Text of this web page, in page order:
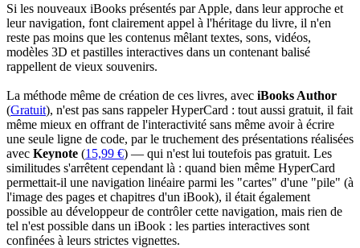
Si les nouveaux iBooks présentés par Apple, dans leur approche et
leur navigation, font clairement appel à l'héritage du livre, il n'en
reste pas moins que les contenus mêlant textes, sons, vidéos,
modèles 3D et pastilles interactives dans un contenant balisé
rappellent de vieux souvenirs.
La méthode même de création de ces livres, avec iBooks Author
(Gratuit), n'est pas sans rappeler HyperCard : tout aussi gratuit, il fait
même mieux en offrant de l'interactivité sans même avoir à écrire
une seule ligne de code, par le truchement des présentations réalisées
avec Keynote (15,99 €) — qui n'est lui toutefois pas gratuit. Les
similitudes s'arrêtent cependant là : quand bien même HyperCard
permettait-il une navigation linéaire parmi les "cartes" d'une "pile" (à
l'image des pages et chapitres d'un iBook), il était également
possible au développeur de contrôler cette navigation, mais rien de
tel n'est possible dans un iBook : les parties interactives sont
confinées à leurs strictes vignettes.